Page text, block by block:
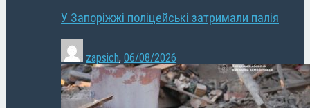
У Запоріжжі поліцейські затримали палія
zapsich, 06/08/2026